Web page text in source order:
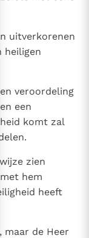
uitverkorenen
heiligen
veroordeling
een
komt zal
zien
hem
heeft
maar de Heer